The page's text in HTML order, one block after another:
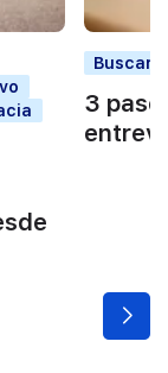
Buscar
3